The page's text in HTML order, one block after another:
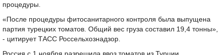
процедуры.
«После процедуры фитосанитарного контроля была выпущена
партия турецких томатов. Общий вес груза составил 19,4 тонны»,
- цитирует ТАСС Россельхознадзор.